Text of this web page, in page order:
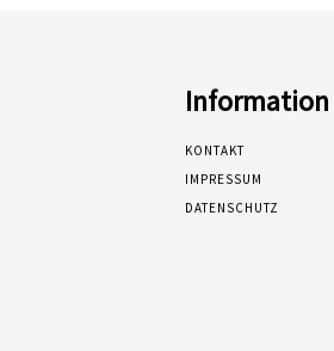
Information
KONTAKT
IMPRESSUM
DATENSCHUTZ